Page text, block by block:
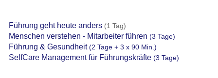
Führung geht heute anders(1 Tag)
Menschen verstehen - Mitarbeiter führen (3 Tage)
Führung & Gesundheit(2 Tage + 3 x 90 Min.)
SelfCare Management für Führungskräfte(3 Tage)